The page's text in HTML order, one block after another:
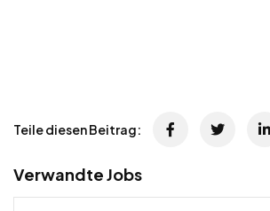
Teile diesen Beitrag:
Verwandte Jobs